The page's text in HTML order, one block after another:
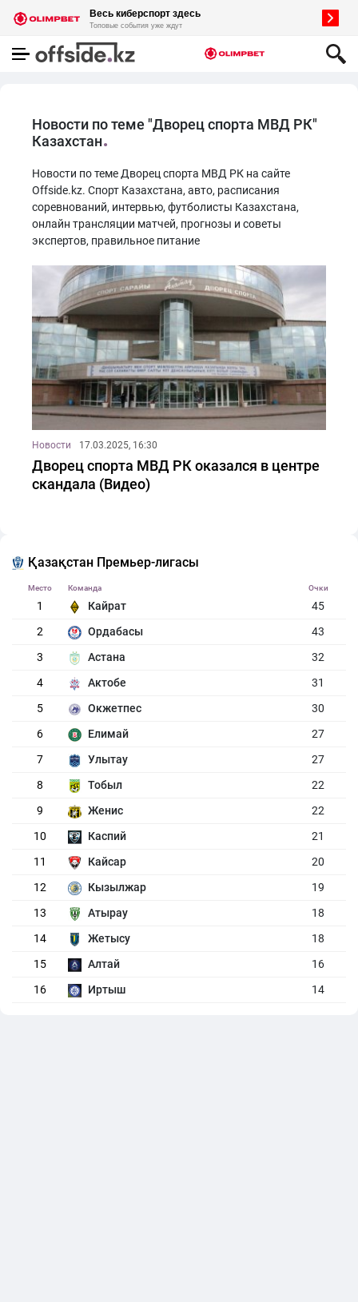
Новости по теме "Дворец спорта МВД РК"
Казахстан
Новости по теме Дворец спорта МВД РК на сайте
Offside.kz. Спорт Казахстана, авто, расписания
соревнований, интервью, футболисты Казахстана,
онлайн трансляции матчей, прогнозы и советы
экспертов, правильное питание
Новости 17.03.2025, 16:30
Дворец спорта МВД РК оказался в центре
скандала (Видео)
Қазақстан Премьер-лигасы
Место Команда Очки
1 Кайрат
45
2
Ордабасы
43
3
Астана
32
4
Актобе
31
5
Окжетпес
30
6
Елимай
27
7
Улытау
27
8
Тобыл
22
9
Женис
22
10
Каспий
21
11
Кайсар
20
12
Кызылжар
19
13
Атырау
18
14
Жетысу
18
15
Алтай
16
16
Иртыш 14